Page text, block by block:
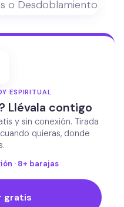
ESPIRITUAL
Llévala contigo
y sin conexión. Tirada
quieras, donde
· 8+ barajas
gratis